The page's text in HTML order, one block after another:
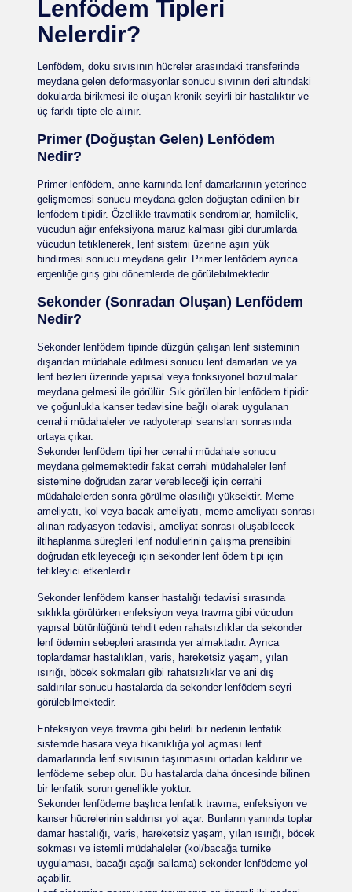
Lenfödem Tipleri
Nelerdir?
Lenfödem, doku sıvısının hücreler arasındaki transferinde
meydana gelen deformasyonlar sonucu sıvının deri altındaki
dokularda birikmesi ile oluşan kronik seyirli bir hastalıktır ve
üç farklı tipte ele alınır.
Primer (Doğuştan Gelen) Lenfödem
Nedir?
Primer lenfödem, anne karnında lenf damarlarının yeterince
gelişmemesi sonucu meydana gelen doğuştan edinilen bir
lenfödem tipidir. Özellikle travmatik sendromlar, hamilelik,
vücudun ağır enfeksiyona maruz kalması gibi durumlarda
vücudun tetiklenerek, lenf sistemi üzerine aşırı yük
bindirmesi sonucu meydana gelir. Primer lenfödem ayrıca
ergenliğe giriş gibi dönemlerde de görülebilmektedir.
Sekonder (Sonradan Oluşan) Lenfödem
Nedir?
Sekonder lenfödem tipinde düzgün çalışan lenf sisteminin
dışarıdan müdahale edilmesi sonucu lenf damarları ve ya
lenf bezleri üzerinde yapısal veya fonksiyonel bozulmalar
meydana gelmesi ile görülür. Sık görülen bir lenfödem tipidir
ve çoğunlukla kanser tedavisine bağlı olarak uygulanan
cerrahi müdahaleler ve radyoterapi seansları sonrasında
ortaya çıkar.
Sekonder lenfödem tipi her cerrahi müdahale sonucu
meydana gelmemektedir fakat cerrahi müdahaleler lenf
sistemine doğrudan zarar verebileceği için cerrahi
müdahalelerden sonra görülme olasılığı yüksektir. Meme
ameliyatı, kol veya bacak ameliyatı, meme ameliyatı sonrası
alınan radyasyon tedavisi, ameliyat sonrası oluşabilecek
iltihaplanma süreçleri lenf nodüllerinin çalışma prensibini
doğrudan etkileyeceği için sekonder lenf ödem tipi için
tetikleyici etkenlerdir.
Sekonder lenfödem kanser hastalığı tedavisi sırasında
sıklıkla görülürken enfeksiyon veya travma gibi vücudun
yapısal bütünlüğünü tehdit eden rahatsızlıklar da sekonder
lenf ödemin sebepleri arasında yer almaktadır. Ayrıca
toplardamar hastalıkları, varis, hareketsiz yaşam, yılan
ısırığı, böcek sokmaları gibi rahatsızlıklar ve ani dış
saldırılar sonucu hastalarda da sekonder lenfödem seyri
görülebilmektedir.
Enfeksiyon veya travma gibi belirli bir nedenin lenfatik
sistemde hasara veya tıkanıklığa yol açması lenf
damarlarında lenf sıvısının taşınmasını ortadan kaldırır ve
lenfödeme sebep olur. Bu hastalarda daha öncesinde bilinen
bir lenfatik sorun genellikle yoktur.
Sekonder lenfödeme başlıca lenfatik travma, enfeksiyon ve
kanser hücrelerinin saldırısı yol açar. Bunların yanında toplar
damar hastalığı, varis, hareketsiz yaşam, yılan ısırığı, böcek
sokması ve istemli müdahaleler (kol/bacağa turnike
uygulaması, bacağı aşağı sallama) sekonder lenfödeme yol
açabilir.